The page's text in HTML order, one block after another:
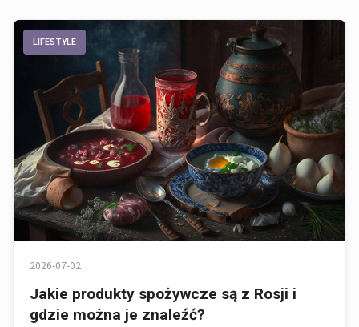
LIFESTYLE
2026-07-02
Jakie produkty spożywcze są z Rosji i
gdzie można je znaleźć?